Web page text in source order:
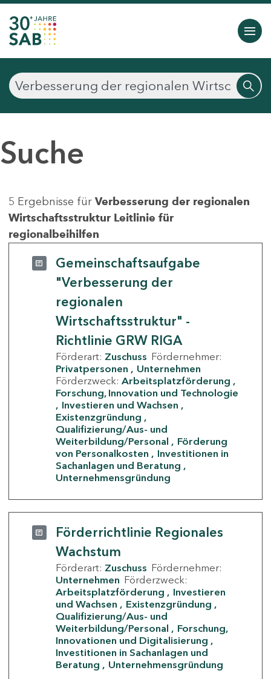
Suche
5 Ergebnisse für Verbesserung der regionalen
Wirtschaftsstruktur Leitlinie für
regionalbeihilfen
Gemeinschaftsaufgabe
"Verbesserung der
regionalen
Wirtschaftsstruktur" -
Richtlinie GRW RIGA
Förderart: Zuschuss Fördernehmer:
Privatpersonen
Unternehmen
Förderzweck: Arbeitsplatzförderung
Forschung, Innovation und Technologie
Investieren und Wachsen
Existenzgründung
Qualifizierung/Aus- und
Weiterbildung/Personal
Förderung
von Personalkosten
Investitionen in
Sachanlagen und Beratung
Unternehmensgründung
Förderrichtlinie Regionales
Wachstum
Förderart: Zuschuss Fördernehmer:
Unternehmen Förderzweck:
Arbeitsplatzförderung
Investieren
und Wachsen
Existenzgründung
Qualifizierung/Aus- und
Weiterbildung/Personal
Forschung,
Innovationen und Digitalisierung
Investitionen in Sachanlagen und
Beratung
Unternehmensgründung